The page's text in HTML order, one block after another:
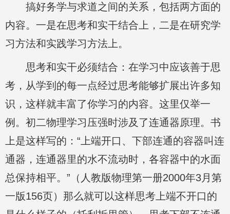
搞好务学与求道之间的关系，包括两方面的
内容。一是在思考和实干结合上，二是在研究学
习方法和实践学习方法上。
思考和实干必须结合：在学习中应该善于思
考，从学到的每一点经过思考能够扩展出许多知
识，这样就丰富了你学习的内容。这里仅举一
例。初二物理学习压强时涉及了连通器原理。书
上是这样写的：“上端开口、下部连通的容器叫连
通器，连通器里的水不流动时，各容器中的水面
总保持相平。”（人教版物理第一册2000年3月第
一版156页）那么就可以这样思考上端不开口的